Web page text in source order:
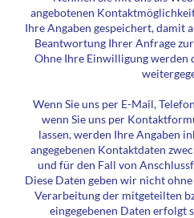
angebotenen
Ihre Angaben gespeichert, damit
Beantwortung Ihrer Anfrage
Ohne Ihre Einwilligung werden
Wenn Sie uns per E-Mail,
wenn Sie uns per
lassen, werden Ihre Angaben
angegebenen Kontaktdaten
und für den Fall von
Diese Daten geben wir nicht
Verarbeitung der mitgeteilten
eingegebenen Daten erfolgt